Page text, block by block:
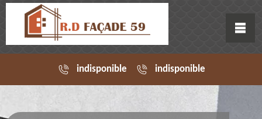
indisponible indisponible